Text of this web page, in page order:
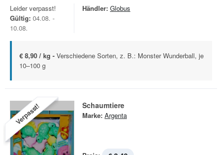
Leider verpasst!
Gültig: 04.08. -
10.08.
Händler: Globus
€ 8,90 / kg - Verschiedene Sorten, z. B.: Monster Wunderball, je
10–100 g
Verpasst! Schaumtiere
Marke: Argenta